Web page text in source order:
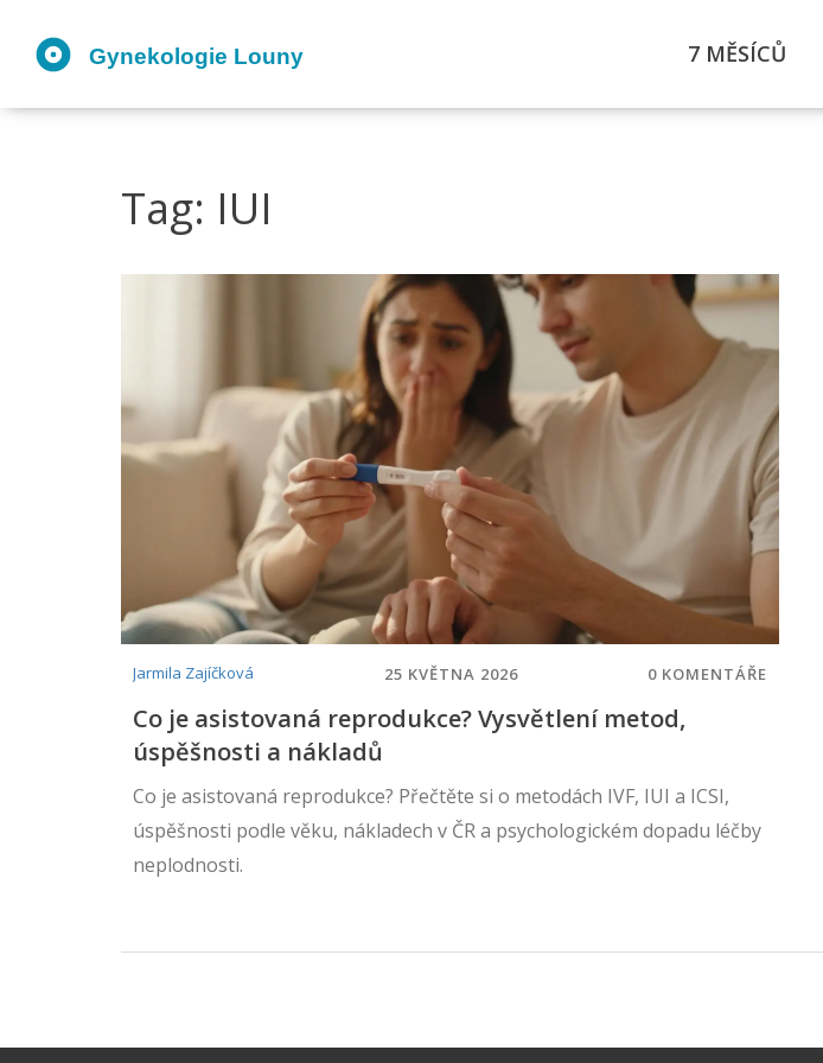
7 MĚSÍCŮ
Tag: IUI
Jarmila Zajíčková 25 KVĚTNA 2026 0 KOMENTÁŘE
Co je asistovaná reprodukce? Vysvětlení metod,
úspěšnosti a nákladů
Co je asistovaná reprodukce? Přečtěte si o metodách IVF, IUI a ICSI,
úspěšnosti podle věku, nákladech v ČR a psychologickém dopadu léčby
neplodnosti.